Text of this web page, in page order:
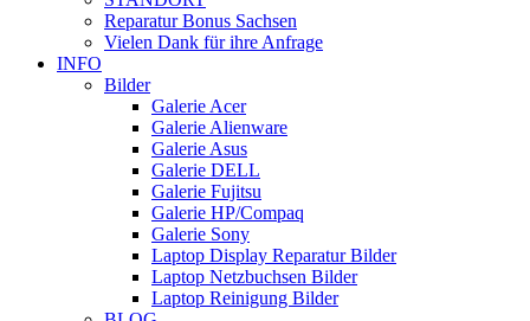
Reparatur Bonus Sachsen
Vielen Dank für ihre Anfrage
INFO
Bilder
Galerie Acer
Galerie Alienware
Galerie Asus
Galerie DELL
Galerie Fujitsu
Galerie HP/Compaq
Galerie Sony
Laptop Display Reparatur Bilder
Laptop Netzbuchsen Bilder
Laptop Reinigung Bilder